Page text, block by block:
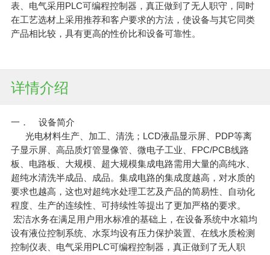
表、电气采用PLC可编程控制器，真正做到了无人职守，同时
在工艺选材上采用推荐和客户要求的方法，使设备与其它同类
产品相比较，具有更高的性价比和设备可靠性。
详情介绍
一． 设备简介
光电材料生产、加工、清洗；LCD液晶显示屏、PDP等离
子显示屏、高品质灯管显像管、微电子工业、FPC/PCB线路
板、电路板、大规模、超大规模集成电路需用大量的高纯水、
超纯水清洗半成品、成品。集成电路的集成度越高，对水质的
要求也越高，这也对超纯水处理工艺及产品的简易性、自动化
程度、生产的连续性、可持续性等提出了更加严格的要求。
宏洁水务在满足用户用水标准的基础上，在设备系统中水箱均
设有液位控制系统、水泵均设有压力保护装置、在线水质检测
控制仪表、电气采用PLC可编程控制器，真正做到了无人职